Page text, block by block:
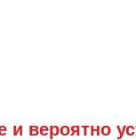
вероятно